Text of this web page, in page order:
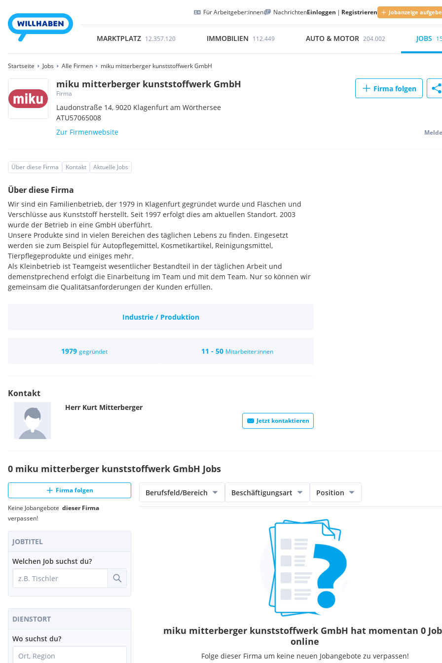
Für Arbeitgeber:innen NachrichtenEinloggen | Registrieren Jobanzeige
MARKTPLATZ 12.357.120 IMMOBILIEN 112.449 AUTO & MOTOR 204.002 JOBS
Startseite Jobs Alle Firmen miku mitterberger kunststoffwerk GmbH
miku mitterberger kunststoffwerk GmbH
Firma
Laudonstraße 14,9020 Klagenfurt am Wörthersee
ATU57065008
Zur Firmenwebsite
Firma folgen
Über diese Firma Kontakt Aktuelle Jobs
Über diese Firma
Wir sind ein Familienbetrieb, der 1979 in Klagenfurt gegründet wurde und Flaschen und
Verschlüsse aus Kunststoff herstellt. Seit 1997 erfolgt dies am aktuellen Standort. 2003
wurde der Betrieb in eine GmbH überführt.
Unsere Produkte sind in vielen Bereichen des täglichen Lebens zu finden. Eingesetzt
werden sie zum Beispiel für Autopflegemittel, Kosmetikartikel, Reinigungsmittel,
Tierpflegeprodukte und einiges mehr.
Als Kleinbetrieb ist Teamgeist wesentlicher Bestandteil in der täglichen Arbeit und
demenstprechend erfolgt die Einarbeitung im Team und mit dem Team. Nur so können wir
gemeinsam die Qualitätsanforderungen der Kunden erfüllen.
Pause sowie Freitag von 8:00 bis 13:00.Industrie / Produktion
1979 gegründet 11 - 50 Mitarbeiter:innen
Kontakt
Herr Kurt Mitterberger
Jetzt kontaktieren
0 miku mitterberger kunststoffwerk GmbH Jobs
Firma folgen
Keine Jobangebote dieser Firma
verpassen!
JOBTITEL
Welchen Job suchst du?
DIENSTORT
Wo suchst du?
Berufsfeld/Bereich Beschäftigungsart Position
miku mitterberger kunststoffwerk GmbH hat momentan 0
online
Folge dieser Firma um keine neuen Jobangebote zu verpassen!